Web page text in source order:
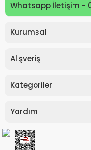
Whatsapp İletişim -
Kurumsal
Alışveriş
Kategoriler
Yardım